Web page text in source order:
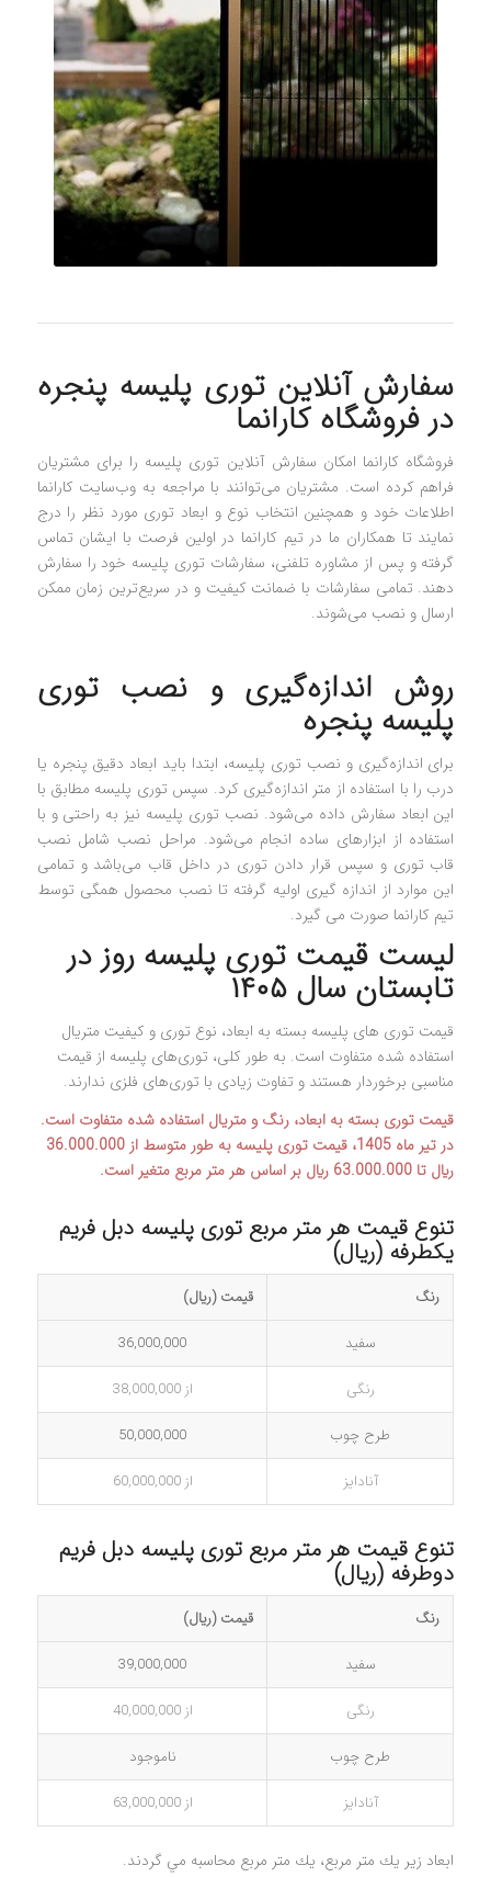
سفارش آنلاین توری پلیسه پنجره
در فروشگاه کارانما
فروشگاه کارانما امکان سفارش آنلاین توری پلیسه را برای مشتریان
فراهم کرده است. مشتریان می‌توانند با مراجعه به وب‌سایت کارانما
اطلاعات خود و همچنین انتخاب نوع و ابعاد توری مورد نظر را درج
نمایند تا همکاران ما در تیم کارانما در اولین فرصت با ایشان تماس
گرفته و پس از مشاوره تلفنی، سفارشات توری پلیسه خود را سفارش
دهند. تمامی سفارشات با ضمانت کیفیت و در سریع‌ترین زمان ممکن
ارسال و نصب می‌شوند.
روش اندازه‌گیری و نصب توری
پلیسه پنجره
برای اندازه‌گیری و نصب توری پلیسه، ابتدا باید ابعاد دقیق پنجره یا
درب را با استفاده از متر اندازه‌گیری کرد. سپس توری پلیسه مطابق با
این ابعاد سفارش داده می‌شود. نصب توری پلیسه نیز به راحتی و با
استفاده از ابزارهای ساده انجام می‌شود. مراحل نصب شامل نصب
قاب توری و سپس قرار دادن توری در داخل قاب می‌باشد و تمامی
این موارد از اندازه گیری اولیه گرفته تا نصب محصول همگی توسط
تیم کارانما صورت می گیرد.
لیست قیمت توری پلیسه روز در
تابستان سال ۱۴۰۵
قیمت توری‌ های پلیسه بسته به ابعاد، نوع توری و کیفیت متریال
استفاده شده متفاوت است. به طور کلی، توری‌های پلیسه از قیمت
مناسبی برخوردار هستند و تفاوت زیادی با توری‌های فلزی ندارند.
قیمت توری بسته به ابعاد، رنگ و متریال استفاده شده متفاوت است.
در تیر ماه 1405، قیمت توری پلیسه به طور متوسط از 36.000.000
ريال تا 63.000.000 ريال بر اساس هر متر مربع متغیر است.
تنوع قیمت هر متر مربع توری پلیسه دبل فریم
یکطرفه (ریال)
رنگ
قیمت (ریال)
سفید
36,000,000
رنگی
از 38,000,000
طرح چوب
50,000,000
آنادایز
از 60,000,000
تنوع قیمت هر متر مربع توری پلیسه دبل فریم
دوطرفه (ریال)
رنگ
قیمت (ریال)
سفید
39,000,000
رنگی
از 40,000,000
طرح چوب
ناموجود
آنادایز
از 63,000,000
ابعاد زير يك متر مربع، يك متر مربع محاسبه مي گردند.